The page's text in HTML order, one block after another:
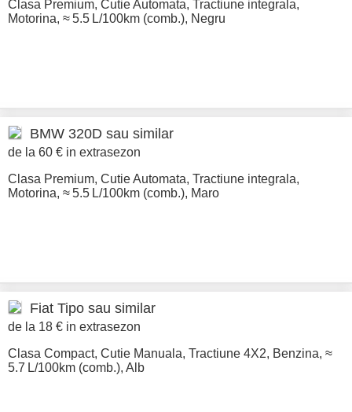
Clasa Premium, Cutie Automata, Tractiune integrala,
Motorina, ≈ 5.5 L/100km (comb.), Negru
BMW 320D sau similar
de la 60 € in extrasezon
Clasa Premium, Cutie Automata, Tractiune integrala,
Motorina, ≈ 5.5 L/100km (comb.), Maro
Fiat Tipo sau similar
de la 18 € in extrasezon
Clasa Compact, Cutie Manuala, Tractiune 4X2, Benzina, ≈
5.7 L/100km (comb.), Alb